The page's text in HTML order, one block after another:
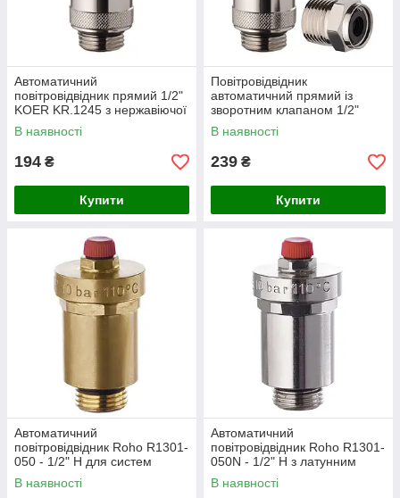
Автоматичний
повітровідвідник прямий 1/2"
KOER KR.1245 з нержавіючої
сталі для систем опалення
(KR3117)
В наявності
194 ₴
Купити
Повітровідвідник
автоматичний прямий із
зворотним клапаном 1/2"
Koer KR.1244 (KR3116)
В наявності
239 ₴
Купити
Автоматичний
повітровідвідник Roho R1301-
050 - 1/2" Н для систем
опалення з латунним
корпусом(RO0137)
В наявності
Автоматичний
повітровідвідник Roho R1301-
050N - 1/2" Н з латунним
корпусом та нікелевим
покриттям (RO0138)
В наявності